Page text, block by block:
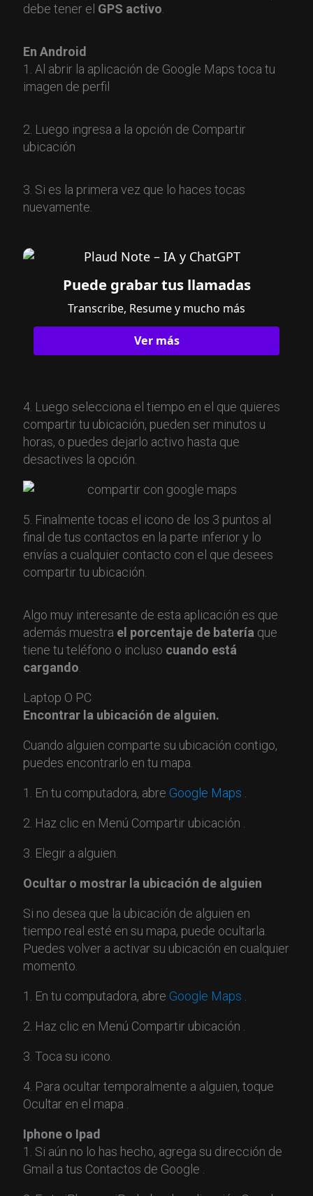
debe tener el GPS activo.
En Android
1. Al abrir la aplicación de Google Maps toca tu
imagen de perfil
2. Luego ingresa a la opción de Compartir
ubicación
3. Si es la primera vez que lo haces tocas
nuevamente.
Puede grabar tus llamadas
Transcribe, Resume y mucho más
Ver más
4. Luego selecciona el tiempo en el que quieres
compartir tu ubicación, pueden ser minutos u
horas, o puedes dejarlo activo hasta que
desactives la opción.
5. Finalmente tocas el icono de los 3 puntos al
final de tus contactos en la parte inferior y lo
envías a cualquier contacto con el que desees
compartir tu ubicación.
Algo muy interesante de esta aplicación es que
además muestra el porcentaje de bateríaque
tiene tu teléfono o incluso cuando está
cargando.
Laptop O PC
Encontrar la ubicación de alguien.
Cuando alguien comparte su ubicación contigo,
puedes encontrarlo en tu mapa.
1. En tu computadora, abre Google Maps .
2. Haz clic en Menú Compartir ubicación .
3. Elegir a alguien.
Ocultar o mostrar la ubicación de alguien
Si no desea que la ubicación de alguien en
tiempo real esté en su mapa, puede ocultarla.
Puedes volver a activar su ubicación en cualquier
momento.
1. En tu computadora, abre Google Maps .
2. Haz clic en Menú Compartir ubicación .
3. Toca su icono.
4. Para ocultar temporalmente a alguien, toque
Ocultar en el mapa .
Iphone o Ipad
1. Si aún no lo has hecho, agrega su dirección de
Gmail a tus Contactos de Google .